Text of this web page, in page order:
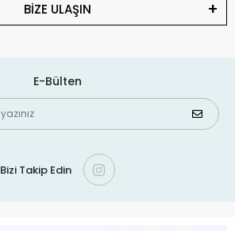
BİZE ULAŞIN
E-Bülten
Bizi Takip Edin